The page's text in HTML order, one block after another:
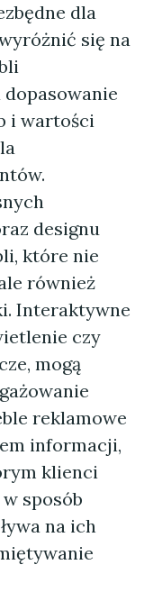
dla
się na
i wartości
designu
które nie
również
Interaktywne
czy
mogą
reklamowe
informacji,
klienci
sposób
na ich